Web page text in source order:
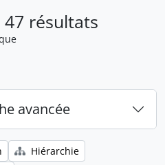
résultats
avancée
Hiérarchie